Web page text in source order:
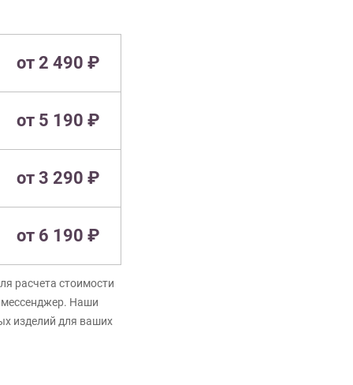
от 2 490 ₽
от 5 190 ₽
от 3 290 ₽
от 6 190 ₽
расчета стоимости
Наши
изделий для ваших